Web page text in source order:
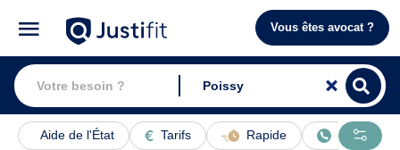
Vous êtes avocat ?
Aide de l'État Tarifs Rapide En ligne